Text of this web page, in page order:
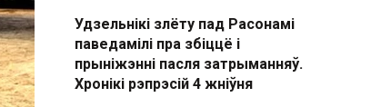
Удзельнікі злёту пад Расонамі
паведамілі пра збіццё і
прыніжэнні пасля затрыманняў.
Хронікі рэпрэсій 4 жніўня